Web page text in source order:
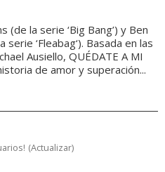
(de la serie ‘Big Bang’) y Ben
‘Fleabag‘). Basada en las
Ausiello, QUÉDATE A MI
de amor y superación...
(Actualizar)